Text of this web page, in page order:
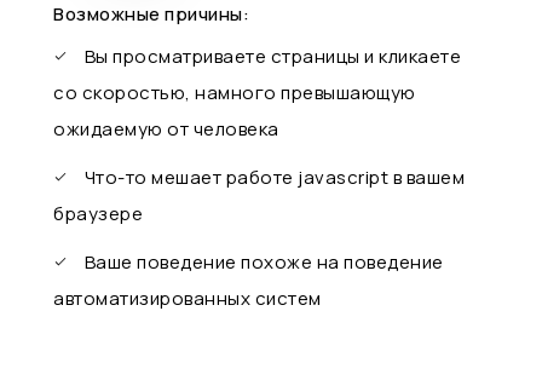
Возможные причины:
Вы просматриваете страницы и кликаете
со скоростью, намного превышающую
ожидаемую от человека
Что-то мешает работе javascript в вашем
браузере
Ваше поведение похоже на поведение
автоматизированных систем